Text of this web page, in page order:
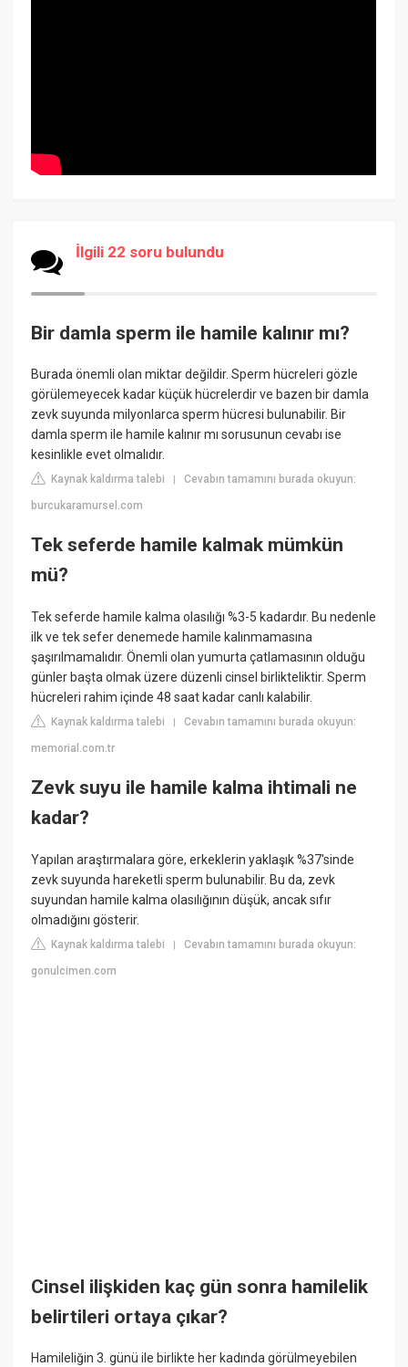
İlgili 22 soru bulundu
Bir damla sperm ile hamile kalınır mı?
Burada önemli olan miktar değildir. Sperm hücreleri gözle
görülemeyecek kadar küçük hücrelerdir ve bazen bir damla
zevk suyunda milyonlarca sperm hücresi bulunabilir. Bir
damla sperm ile hamile kalınır mı sorusunun cevabı ise
kesinlikle evet olmalıdır.
Kaynak kaldırma talebi |Cevabın tamamını burada okuyun:
burcukaramursel.com
Tek seferde hamile kalmak mümkün
mü?
Tek seferde hamile kalma olasılığı %3-5 kadardır. Bu nedenle
ilk ve tek sefer denemede hamile kalınmamasına
şaşırılmamalıdır. Önemli olan yumurta çatlamasının olduğu
günler başta olmak üzere düzenli cinsel birlikteliktir. Sperm
hücreleri rahim içinde 48 saat kadar canlı kalabilir.
Kaynak kaldırma talebi |Cevabın tamamını burada okuyun:
memorial.com.tr
Zevk suyu ile hamile kalma ihtimali ne
kadar?
Yapılan araştırmalara göre, erkeklerin yaklaşık %37'sinde
zevk suyunda hareketli sperm bulunabilir. Bu da, zevk
suyundan hamile kalma olasılığının düşük, ancak sıfır
olmadığını gösterir.
Kaynak kaldırma talebi |Cevabın tamamını burada okuyun:
gonulcimen.com
Cinsel ilişkiden kaç gün sonra hamilelik
belirtileri ortaya çıkar?
Hamileliğin 3. günü ile birlikte her kadında görülmeyebilen